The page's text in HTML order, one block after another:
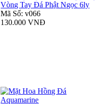
Vòng Tay Đá Phật Ngọc 6ly
Mã Số: v066
130.000 VNĐ